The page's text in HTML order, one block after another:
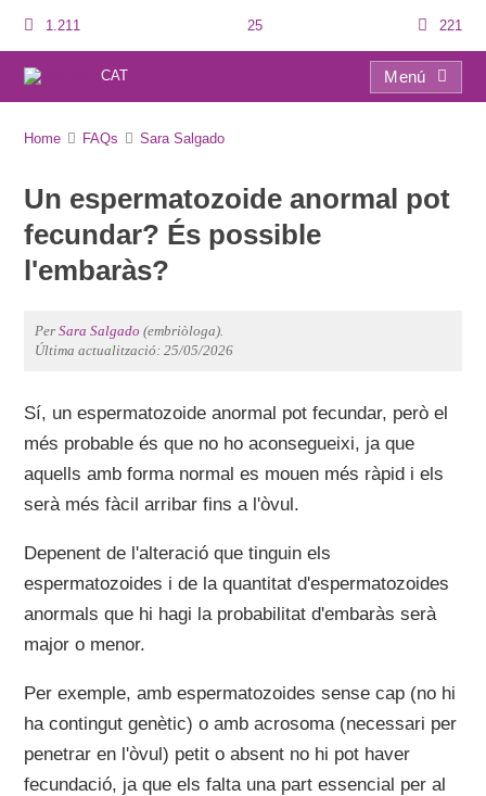
1.211 25 221
CAT
Menú
Home FAQs Sara Salgado
Un espermatozoide anormal pot
fecundar? És possible
l'embaràs?
PerSara Salgado (embriòloga).
Última actualització: 25/05/2026
Sí, un espermatozoide anormal pot fecundar, però el
més probable és que no ho aconsegueixi, ja que
aquells amb forma normal es mouen més ràpid i els
serà més fàcil arribar fins a l'òvul.
Depenent de l'alteració que tinguin els
espermatozoides i de la quantitat d'espermatozoides
anormals que hi hagi la probabilitat d'embaràs serà
major o menor.
Per exemple, amb espermatozoides sense cap (no hi
ha contingut genètic) o amb acrosoma (necessari per
penetrar en l'òvul) petit o absent no hi pot haver
fecundació, ja que els falta una part essencial per al